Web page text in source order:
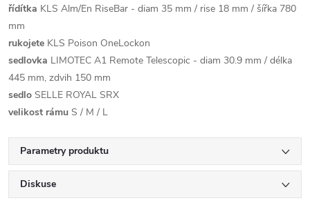
řídítka KLS Alm/En RiseBar - diam 35 mm / rise 18 mm / šířka 780
mm
rukojete KLS Poison OneLockon
sedlovka LIMOTEC A1 Remote Telescopic - diam 30.9 mm / délka
445 mm, zdvih 150 mm
sedlo SELLE ROYAL SRX
velikost rámu S / M / L
Parametry produktu
Diskuse